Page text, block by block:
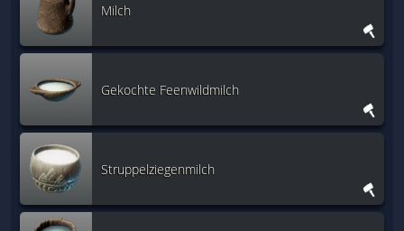
Milch
Gekochte Feenwildmilch
Struppelziegenmilch